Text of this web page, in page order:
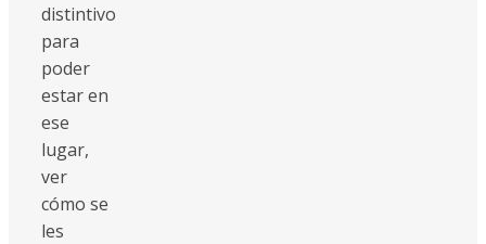
distintivo
para
poder
estar en
ese
lugar,
ver
cómo se
les